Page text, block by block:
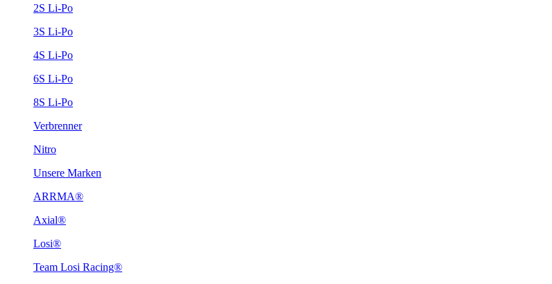
2S Li-Po
3S Li-Po
4S Li-Po
6S Li-Po
8S Li-Po
Verbrenner
Nitro
Unsere Marken
ARRMA®
Axial®
Losi®
Team Losi Racing®